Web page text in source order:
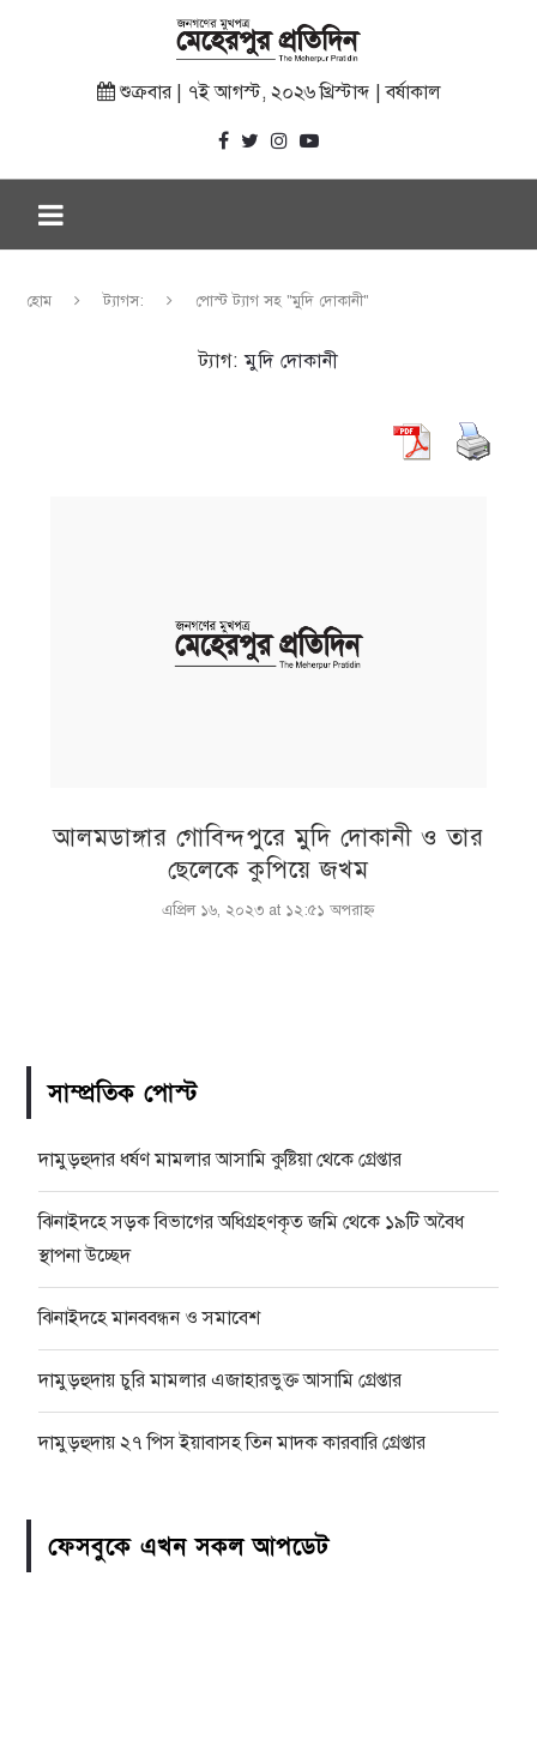
শুক্রবার | ৭ই আগস্ট, ২০২৬ খ্রিস্টাব্দ | বর্ষাকাল
হোম ট্যাগস: পোস্ট ট্যাগ সহ "মুদি দোকানী"
ট্যাগ:মুদি দোকানী
আলমডাঙ্গার গোবিন্দপুরে মুদি দোকানী ও তার
ছেলেকে কুপিয়ে জখম
এপ্রিল ১৬, ২০২৩ at ১২:৫১ অপরাহ্ণ
সাম্প্রতিক পোস্ট
দামুড়হুদার ধর্ষণ মামলার আসামি কুষ্টিয়া থেকে গ্রেপ্তার
ঝিনাইদহে সড়ক বিভাগের অধিগ্রহণকৃত জমি থেকে ১৯টি অবৈধ
স্থাপনা উচ্ছেদ
ঝিনাইদহে মানববন্ধন ও সমাবেশ
দামুড়হুদায় চুরি মামলার এজাহারভুক্ত আসামি গ্রেপ্তার
দামুড়হুদায় ২৭ পিস ইয়াবাসহ তিন মাদক কারবারি গ্রেপ্তার
ফেসবুকে এখন সকল আপডেট